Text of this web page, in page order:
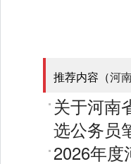
推荐内容（河
关于河南
选公务员
2026年度